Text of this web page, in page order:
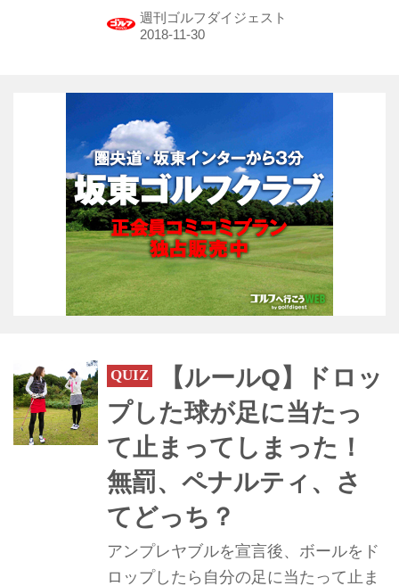
ルティってどうカウントすればいい
週刊ゴルフダイジェスト
【ルールQ】ドロッ
プした球が足に当たっ
て止まってしまった！
無罰、ペナルティ、さ
てどっち？
アンプレヤブルを宣言後、ボールをド
ロップしたら自分の足に当たって止ま